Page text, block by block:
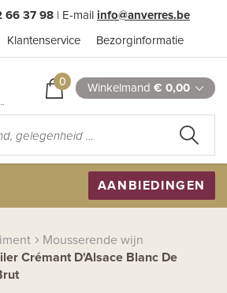
66 37 98 | E-mail info@anverres.be
Klantenservice Bezorginformatie
0 Winkelmand € 0,00
AANBIEDINGEN
Mousserende wijn
Crémant D'Alsace Blanc De